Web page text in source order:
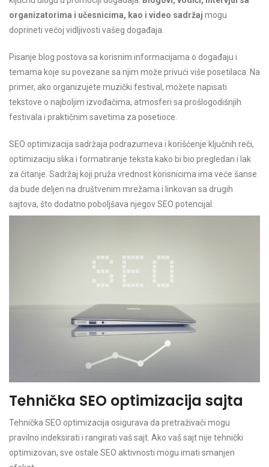
organizatorima i učesnicima, kao i video sadržaj mogu
doprineti većoj vidljivosti vašeg događaja.
Pisanje blog postova sa korisnim informacijama o događaju i
temama koje su povezane sa njim može privući više posetilaca. Na
primer, ako organizujete muzički festival, možete napisati
tekstove o najboljim izvođačima, atmosferi sa prošlogodišnjih
festivala i praktičnim savetima za posetioce.
SEO optimizacija sadržaja podrazumeva i korišćenje ključnih reči,
optimizaciju slika i formatiranje teksta kako bi bio pregledan i lak
za čitanje. Sadržaj koji pruža vrednost korisnicima ima veće šanse
da bude deljen na društvenim mrežama i linkovan sa drugih
sajtova, što dodatno poboljšava njegov SEO potencijal.
Tehnička SEO optimizacija sajta
Tehnička SEO optimizacija osigurava da pretraživači mogu
pravilno indeksirati i rangirati vaš sajt. Ako vaš sajt nije tehnički
optimizovan, sve ostale SEO aktivnosti mogu imati smanjen